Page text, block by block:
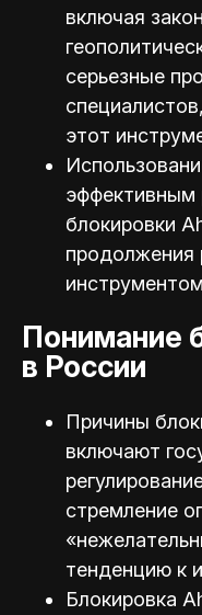
включая
серьезные
этот
эффективным
блокировки
продолжения
Понимание
в России
Причины
включают
стремление
тенденцию к
Блокировка